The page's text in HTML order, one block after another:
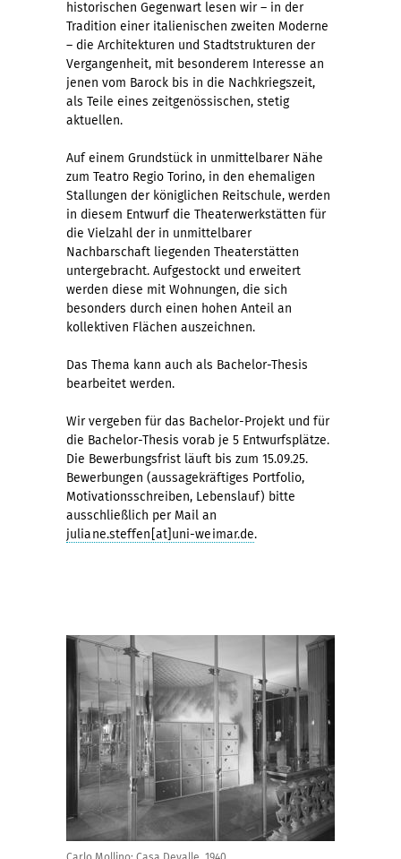
historischen Gegenwart lesen wir – in der
Tradition einer italienischen zweiten Moderne
– die Architekturen und Stadtstrukturen der
Vergangenheit, mit besonderem Interesse an
jenen vom Barock bis in die Nachkriegszeit,
als Teile eines zeitgenössischen, stetig
aktuellen.
Auf einem Grundstück in unmittelbarer Nähe
zum Teatro Regio Torino, in den ehemaligen
Stallungen der königlichen Reitschule, werden
in diesem Entwurf die Theaterwerkstätten für
die Vielzahl der in unmittelbarer
Nachbarschaft liegenden Theaterstätten
untergebracht. Aufgestockt und erweitert
werden diese mit Wohnungen, die sich
besonders durch einen hohen Anteil an
kollektiven Flächen auszeichnen.
Das Thema kann auch als Bachelor-Thesis
bearbeitet werden.
Wir vergeben für das Bachelor-Projekt und für
die Bachelor-Thesis vorab je 5 Entwurfsplätze.
Die Bewerbungsfrist läuft bis zum 15.09.25.
Bewerbungen (aussagekräftiges Portfolio,
Motivationsschreiben, Lebenslauf) bitte
ausschließlich per Mail an
juliane.steffen[at]uni-weimar.de.